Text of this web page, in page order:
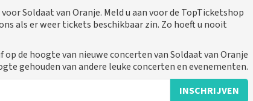
Soldaat van Oranje. Meld u aan voor de TopTicketshop
als er weer tickets beschikbaar zin. Zo hoeft u nooit
de hoogte van nieuwe concerten van Soldaat van Oranje
gehouden van andere leuke concerten en evenementen.
INSCHRIJVEN